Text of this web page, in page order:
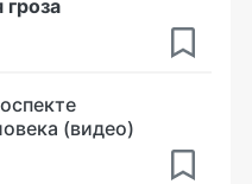
(видео)